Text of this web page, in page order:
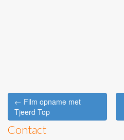
Post
navigation
← Film opname met
Tjeerd Top
Contact